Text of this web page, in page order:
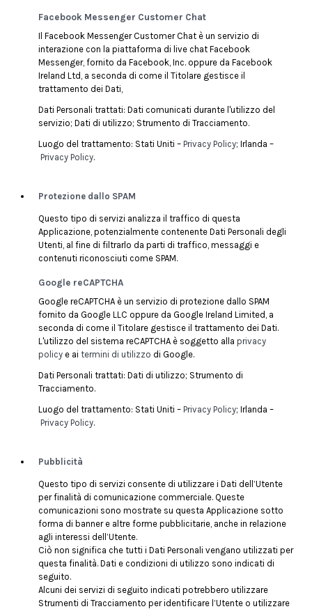
Facebook Messenger Customer Chat
Il Facebook Messenger Customer Chat è un servizio di
interazione con la piattaforma di live chat Facebook
Messenger, fornito da Facebook, Inc. oppure da Facebook
Ireland Ltd, a seconda di come il Titolare gestisce il
trattamento dei Dati,
Dati Personali trattati: Dati comunicati durante l'utilizzo del
servizio; Dati di utilizzo; Strumento di Tracciamento.
Luogo del trattamento: Stati Uniti – Privacy Policy; Irlanda –
Privacy Policy.
Protezione dallo SPAM
Questo tipo di servizi analizza il traffico di questa
Applicazione, potenzialmente contenente Dati Personali degli
Utenti, al fine di filtrarlo da parti di traffico, messaggi e
contenuti riconosciuti come SPAM.
Google reCAPTCHA
Google reCAPTCHA è un servizio di protezione dallo SPAM
fornito da Google LLC oppure da Google Ireland Limited, a
seconda di come il Titolare gestisce il trattamento dei Dati.
L'utilizzo del sistema reCAPTCHA è soggetto alla privacy
policy e ai termini di utilizzo di Google.
Dati Personali trattati: Dati di utilizzo; Strumento di
Tracciamento.
Luogo del trattamento: Stati Uniti – Privacy Policy; Irlanda –
Privacy Policy.
Pubblicità
Questo tipo di servizi consente di utilizzare i Dati dell’Utente
per finalità di comunicazione commerciale. Queste
comunicazioni sono mostrate su questa Applicazione sotto
forma di banner e altre forme pubblicitarie, anche in relazione
agli interessi dell’Utente.
Ciò non significa che tutti i Dati Personali vengano utilizzati per
questa finalità. Dati e condizioni di utilizzo sono indicati di
seguito.
Alcuni dei servizi di seguito indicati potrebbero utilizzare
Strumenti di Tracciamento per identificare l’Utente o utilizzare